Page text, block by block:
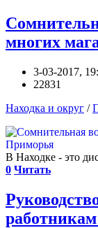
многих
3-03-2017,
22831
Находка и округ /
В Находке - это
0 Читать